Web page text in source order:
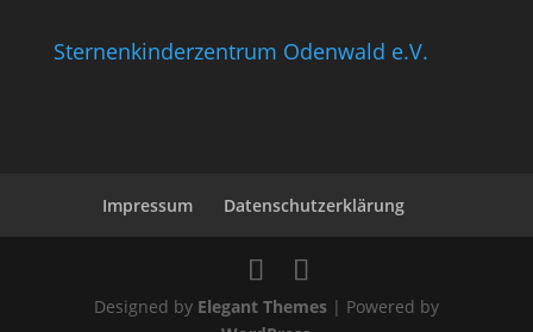
Sternenkinderzentrum Odenwald e.V.
Impressum Datenschutzerklärung
Designed by Elegant Themes| Powered by